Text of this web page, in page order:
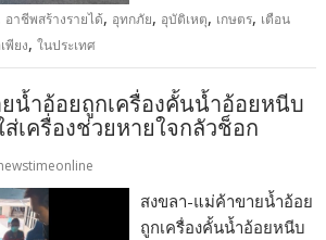
อาชีพสร้างรายได้, อุทกภัย, อุบัติเหตุ, เกษตร, เตือน
พียง,ในประเทศ
น้ำอ้อยถูกเครื่องคั้นน้ำอ้อยหนีบ
เครื่องช่วยหายใจกลัวช็อก
สงขลา-แม่ค้าขายน้ำอ้อย
ถูกเครื่องคั้นน้ำอ้อยหนีบ